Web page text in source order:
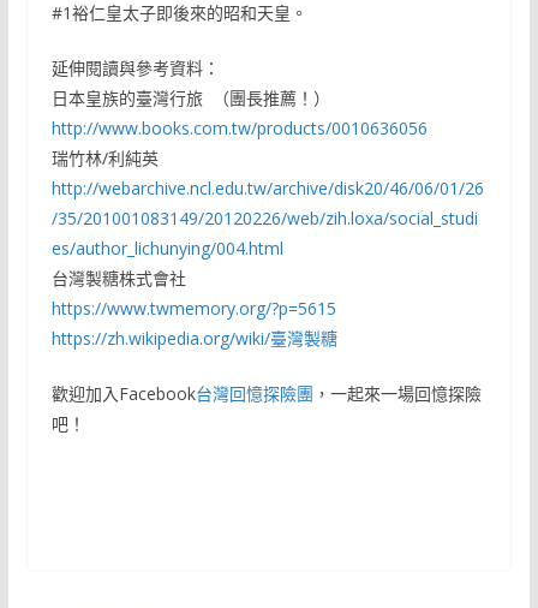
#1裕仁皇太子即後來的昭和天皇。
延伸閱讀與參考資料：
日本皇族的臺灣行旅 （團長推薦！）
http://www.books.com.tw/products/0010636056
瑞竹林/利純英
http://webarchive.ncl.edu.tw/archive/disk20/46/06/01/26
/35/201001083149/20120226/web/zih.loxa/social_studi
es/author_lichunying/004.html
台灣製糖株式會社
https://www.twmemory.org/?p=5615
https://zh.wikipedia.org/wiki/臺灣製糖
歡迎加入Facebook台灣回憶探險團 ，一起來一場回憶探險
吧！